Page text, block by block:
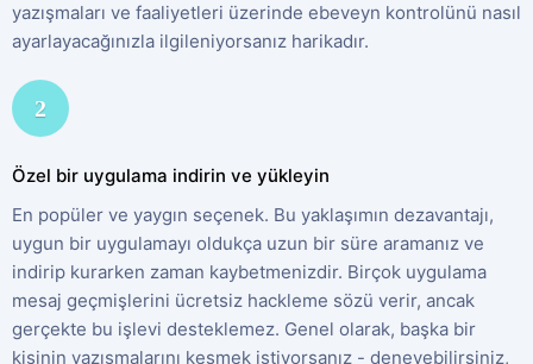
yazışmaları ve faaliyetleri üzerinde ebeveyn kontrolünü nasıl
ayarlayacağınızla ilgileniyorsanız harikadır.
2
Özel bir uygulama indirin ve yükleyin
En popüler ve yaygın seçenek. Bu yaklaşımın dezavantajı,
uygun bir uygulamayı oldukça uzun bir süre aramanız ve
indirip kurarken zaman kaybetmenizdir. Birçok uygulama
mesaj geçmişlerini ücretsiz hackleme sözü verir, ancak
gerçekte bu işlevi desteklemez. Genel olarak, başka bir
kişinin yazışmalarını kesmek istiyorsanız - deneyebilirsiniz,